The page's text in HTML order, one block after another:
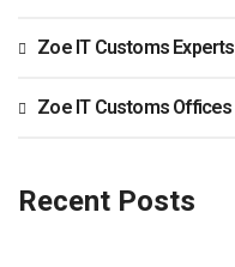
Zoe IT Customs Experts
Zoe IT Customs Offices
Recent Posts